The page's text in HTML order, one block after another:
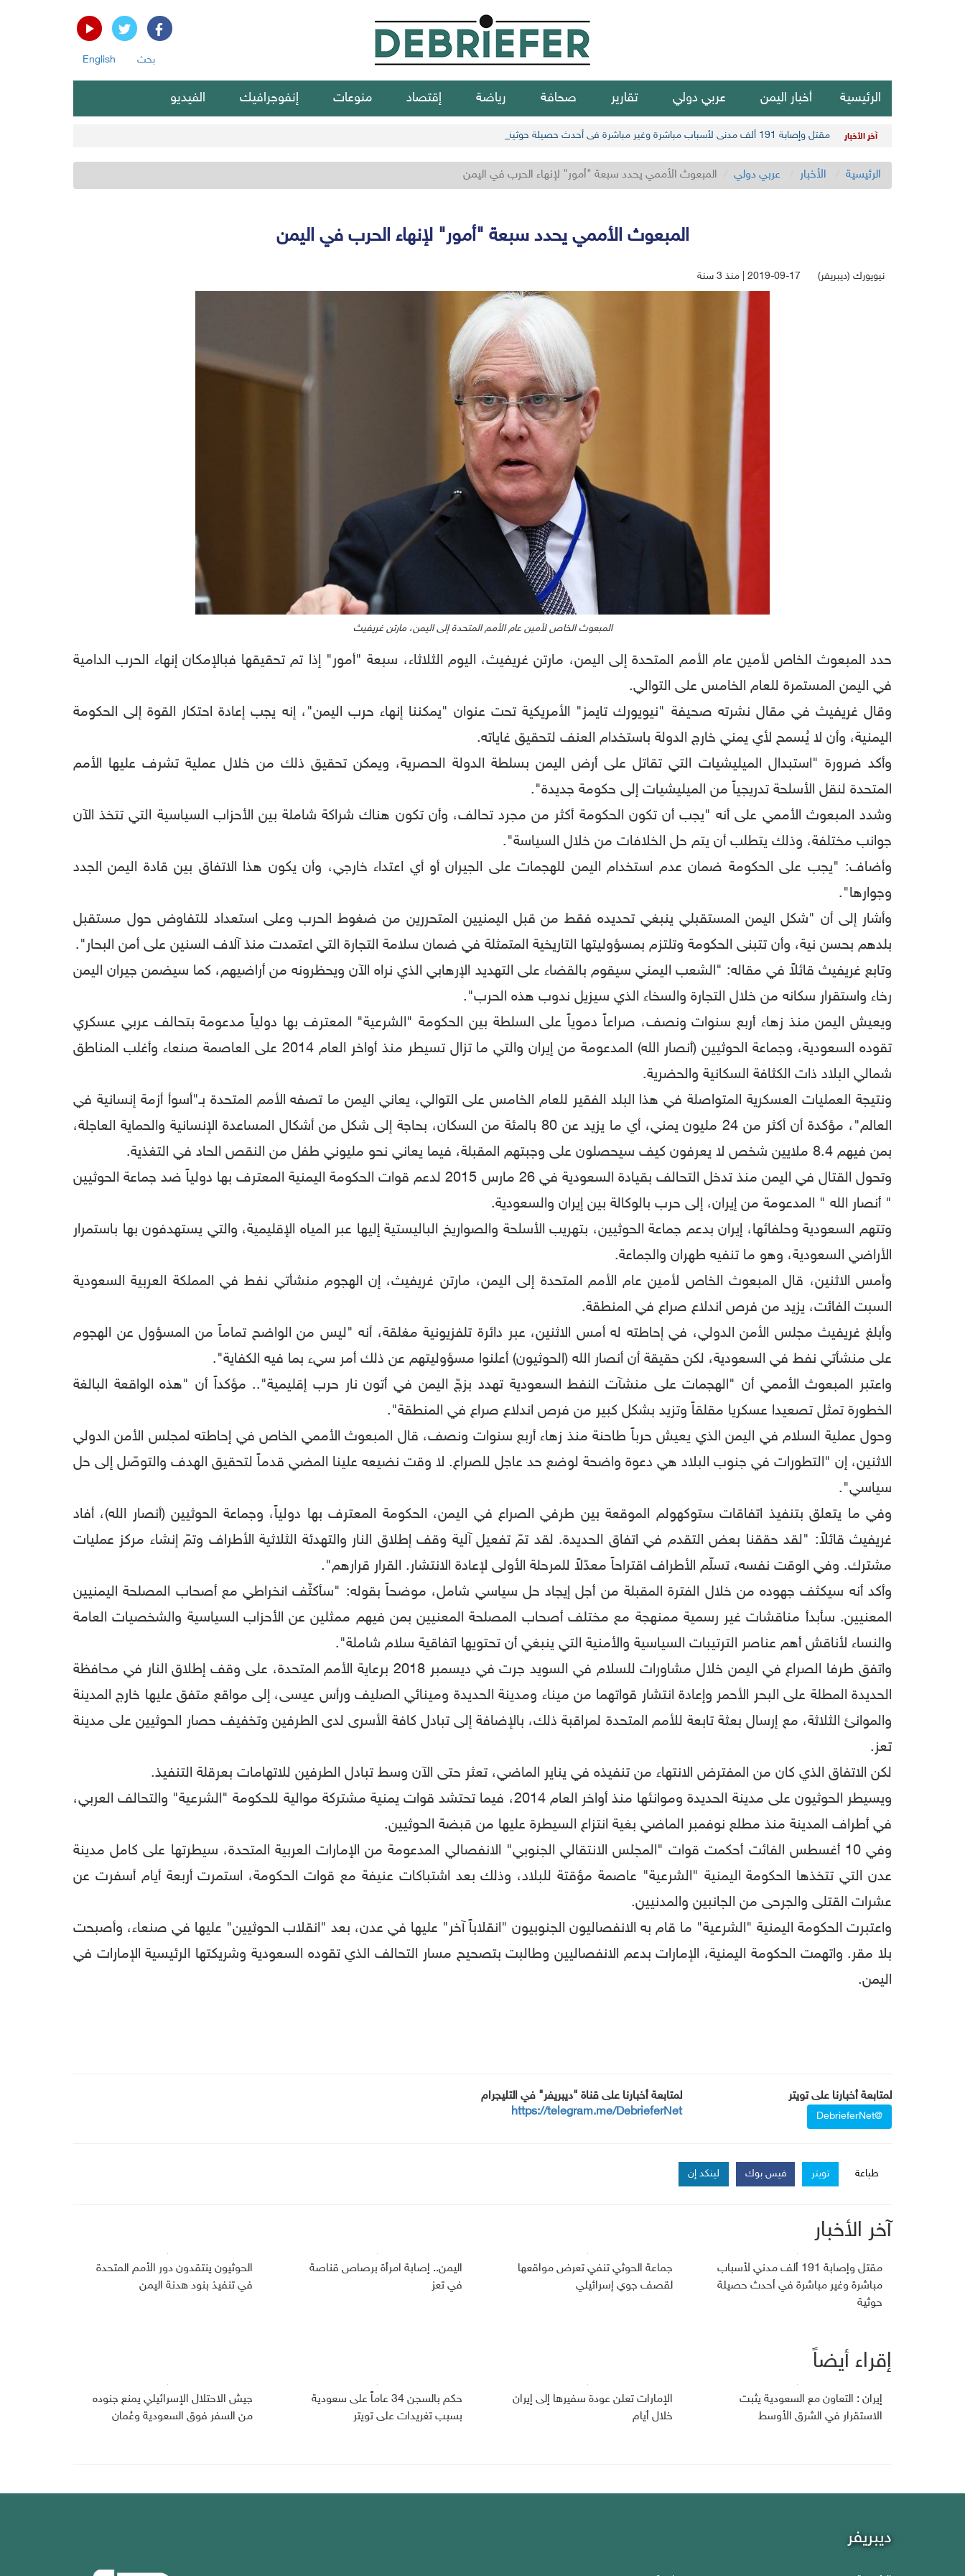
بحث English
الرئيسية أخبار اليمن عربي دولي تقارير صحافة رياضة إقتصاد منوعات إنفوجرافيك الفيديو
آخر الأخبار مقتل وإصابة 191 ألف مدني لأسباب مباشرة وغير مباشرة في أحدث حصيلة حوثية
الرئيسية الأخبار عربي دولي المبعوث الأممي يحدد سبعة "أمور" لإنهاء الحرب في اليمن
المبعوث الأممي يحدد سبعة "أمور" لإنهاء الحرب في اليمن
نيويورك (ديبريفر) 2019-09-17 | منذ 3 سنة
المبعوث الخاص لأمين عام الأمم المتحدة إلى اليمن، مارتن غريفيث
حدد المبعوث الخاص لأمين عام الأمم المتحدة إلى اليمن، مارتن غريفيث، اليوم الثلاثاء، سبعة "أمور" إذا تم تحقيقها فبالإمكان إنهاء الحرب الدامية
في اليمن المستمرة للعام الخامس على التوالي.
وقال غريفيث في مقال نشرته صحيفة "نيويورك تايمز" الأمريكية تحت عنوان "يمكننا إنهاء حرب اليمن"، إنه يجب إعادة احتكار القوة إلى الحكومة
اليمنية، وأن لا يُسمح لأي يمني خارج الدولة باستخدام العنف لتحقيق غاياته.
وأكد ضرورة "استبدال الميليشيات التي تقاتل على أرض اليمن بسلطة الدولة الحصرية، ويمكن تحقيق ذلك من خلال عملية تشرف عليها الأمم
المتحدة لنقل الأسلحة تدريجياً من الميليشيات إلى حكومة جديدة".
وشدد المبعوث الأممي على أنه "يجب أن تكون الحكومة أكثر من مجرد تحالف، وأن تكون هناك شراكة شاملة بين الأحزاب السياسية التي تتخذ الآن
جوانب مختلفة، وذلك يتطلب أن يتم حل الخلافات من خلال السياسة".
وأضاف: "يجب على الحكومة ضمان عدم استخدام اليمن للهجمات على الجيران أو أي اعتداء خارجي، وأن يكون هذا الاتفاق بين قادة اليمن الجدد
وجوارها".
وأشار إلى أن "شكل اليمن المستقبلي ينبغي تحديده فقط من قبل اليمنيين المتحررين من ضغوط الحرب وعلى استعداد للتفاوض حول مستقبل
بلدهم بحسن نية، وأن تتبنى الحكومة وتلتزم بمسؤوليتها التاريخية المتمثلة في ضمان سلامة التجارة التي اعتمدت منذ آلاف السنين على أمن البحار".
وتابع غريفيث قائلاً في مقاله: "الشعب اليمني سيقوم بالقضاء على التهديد الإرهابي الذي نراه الآن ويحظرونه من أراضيهم، كما سيضمن جيران اليمن
رخاء واستقرار سكانه من خلال التجارة والسخاء الذي سيزيل ندوب هذه الحرب".
ويعيش اليمن منذ زهاء أربع سنوات ونصف، صراعاً دموياً على السلطة بين الحكومة "الشرعية" المعترف بها دولياً مدعومة بتحالف عربي عسكري
تقوده السعودية، وجماعة الحوثيين (أنصار الله) المدعومة من إيران والتي ما تزال تسيطر منذ أواخر العام 2014 على العاصمة صنعاء وأغلب المناطق
شمالي البلاد ذات الكثافة السكانية والحضرية.
ونتيجة العمليات العسكرية المتواصلة في هذا البلد الفقير للعام الخامس على التوالي، يعاني اليمن ما تصفه الأمم المتحدة بـ"أسوأ أزمة إنسانية في
العالم"، مؤكدة أن أكثر من 24 مليون يمني، أي ما يزيد عن 80 بالمئة من السكان، بحاجة إلى شكل من أشكال المساعدة الإنسانية والحماية العاجلة،
بمن فيهم 8.4 ملايين شخص لا يعرفون كيف سيحصلون على وجبتهم المقبلة، فيما يعاني نحو مليوني طفل من النقص الحاد في التغذية.
وتحول القتال في اليمن منذ تدخل التحالف بقيادة السعودية في 26 مارس 2015 لدعم قوات الحكومة اليمنية المعترف بها دولياً ضد جماعة الحوثيين
" أنصار الله " المدعومة من إيران، إلى حرب بالوكالة بين إيران والسعودية.
وتتهم السعودية وحلفائها، إيران بدعم جماعة الحوثيين، بتهريب الأسلحة والصواريخ الباليستية إليها عبر المياه الإقليمية، والتي يستهدفون بها باستمرار
الأراضي السعودية، وهو ما تنفيه طهران والجماعة.
وأمس الاثنين، قال المبعوث الخاص لأمين عام الأمم المتحدة إلى اليمن، مارتن غريفيث، إن الهجوم منشأتي نفط في المملكة العربية السعودية
السبت الفائت، يزيد من فرص اندلاع صراع في المنطقة.
وأبلغ غريفيث مجلس الأمن الدولي، في إحاطته له أمس الاثنين، عبر دائرة تلفزيونية مغلقة، أنه "ليس من الواضح تماماً من المسؤول عن الهجوم
على منشأتي نفط في السعودية، لكن حقيقة أن أنصار الله (الحوثيون) أعلنوا مسؤوليتهم عن ذلك أمر سيء بما فيه الكفاية".
واعتبر المبعوث الأممي أن "الهجمات على منشآت النفط السعودية تهدد بزجّ اليمن في أتون نار حرب إقليمية".. مؤكداً أن "هذه الواقعة البالغة
الخطورة تمثل تصعيدا عسكريا مقلقاً وتزيد بشكل كبير من فرص اندلاع صراع في المنطقة".
وحول عملية السلام في اليمن الذي يعيش حرباً طاحنة منذ زهاء أربع سنوات ونصف، قال المبعوث الأممي الخاص في إحاطته لمجلس الأمن الدولي
الاثنين، إن "التطورات في جنوب البلاد هي دعوة واضحة لوضع حد عاجل للصراع. لا وقت نضيعه علينا المضي قدماً لتحقيق الهدف والتوصّل إلى حل
سياسي".
وفي ما يتعلق بتنفيذ اتفاقات ستوكهولم الموقعة بين طرفي الصراع في اليمن، الحكومة المعترف بها دولياً، وجماعة الحوثيين (أنصار الله)، أفاد
غريفيث قائلاً: "لقد حققنا بعض التقدم في اتفاق الحديدة. لقد تمّ تفعيل آلية وقف إطلاق النار والتهدئة الثلاثية الأطراف وتمّ إنشاء مركز عمليات
مشترك. وفي الوقت نفسه، تسلّم الأطراف اقتراحاً معدّلاً للمرحلة الأولى لإعادة الانتشار. القرار قرارهم".
وأكد أنه سيكثف جهوده من خلال الفترة المقبلة من أجل إيجاد حل سياسي شامل، موضحاً بقوله: "سأكثّف انخراطي مع أصحاب المصلحة اليمنيين
المعنيين. سأبدأ مناقشات غير رسمية ممنهجة مع مختلف أصحاب المصلحة المعنيين بمن فيهم ممثلين عن الأحزاب السياسية والشخصيات العامة
والنساء لأناقش أهم عناصر الترتيبات السياسية والأمنية التي ينبغي أن تحتويها اتفاقية سلام شاملة".
واتفق طرفا الصراع في اليمن خلال مشاورات للسلام في السويد جرت في ديسمبر 2018 برعاية الأمم المتحدة، على وقف إطلاق النار في محافظة
الحديدة المطلة على البحر الأحمر وإعادة انتشار قواتهما من ميناء ومدينة الحديدة ومينائي الصليف ورأس عيسى، إلى مواقع متفق عليها خارج المدينة
والموانئ الثلاثة، مع إرسال بعثة تابعة للأمم المتحدة لمراقبة ذلك، بالإضافة إلى تبادل كافة الأسرى لدى الطرفين وتخفيف حصار الحوثيين على مدينة
تعز.
لكن الاتفاق الذي كان من المفترض الانتهاء من تنفيذه في يناير الماضي، تعثر حتى الآن وسط تبادل الطرفين للاتهامات بعرقلة التنفيذ.
ويسيطر الحوثيون على مدينة الحديدة وموانئها منذ أواخر العام 2014، فيما تحتشد قوات يمنية مشتركة موالية للحكومة "الشرعية" والتحالف العربي،
في أطراف المدينة منذ مطلع نوفمبر الماضي بغية انتزاع السيطرة عليها من قبضة الحوثيين.
وفي 10 أغسطس الفائت أحكمت قوات "المجلس الانتقالي الجنوبي" الانفصالي المدعومة من الإمارات العربية المتحدة، سيطرتها على كامل مدينة
عدن التي تتخذها الحكومة اليمنية "الشرعية" عاصمة مؤقتة للبلاد، وذلك بعد اشتباكات عنيفة مع قوات الحكومة، استمرت أربعة أيام أسفرت عن
عشرات القتلى والجرحى من الجانبين والمدنيين.
واعتبرت الحكومة اليمنية "الشرعية" ما قام به الانفصاليون الجنوبيون "انقلاباً آخر" عليها في عدن، بعد "انقلاب الحوثيين" عليها في صنعاء، وأصبحت
بلا مقر. واتهمت الحكومة اليمنية، الإمارات بدعم الانفصاليين وطالبت بتصحيح مسار التحالف الذي تقوده السعودية وشريكتها الرئيسية الإمارات في
اليمن.
لمتابعة أخبارنا على تويتر
@DebrieferNet
لمتابعة أخبارنا على قناة "ديبريفر" في التليجرام
https://telegram.me/DebrieferNet
طباعة تويتر فيس بوك لينكد إن
آخر الأخبار
مقتل وإصابة 191 ألف مدني لأسباب
مباشرة وغير مباشرة في أحدث حصيلة
حوثية
جماعة الحوثي تنفي تعرض مواقعها
لقصف جوي إسرائيلي
اليمن.. إصابة امرأة برصاص قناصة
في تعز
الحوثيون ينتقدون دور الأمم المتحدة
في تنفيذ بنود هدنة اليمن
إقراء أيضاً
إيران : التعاون مع السعودية يثبت
الاستقرار في الشرق الأوسط
الإمارات تعلن عودة سفيرها إلى إيران
خلال أيام
حكم بالسجن 34 عاماً على سعودية
بسبب تغريدات على تويتر
جيش الاحتلال الإسرائيلي يمنع جنوده
من السفر فوق السعودية وعُمان
ديبريفر